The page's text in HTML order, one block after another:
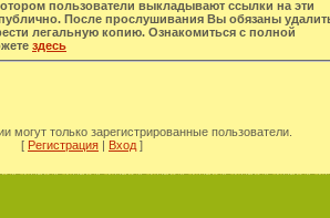
пользователи выкладывают ссылки на эти
После прослушивания Вы обязаны
копию. Ознакомиться с полной
здесь
могут только зарегистрированные пользователи.
[ Регистрация | Вход ]